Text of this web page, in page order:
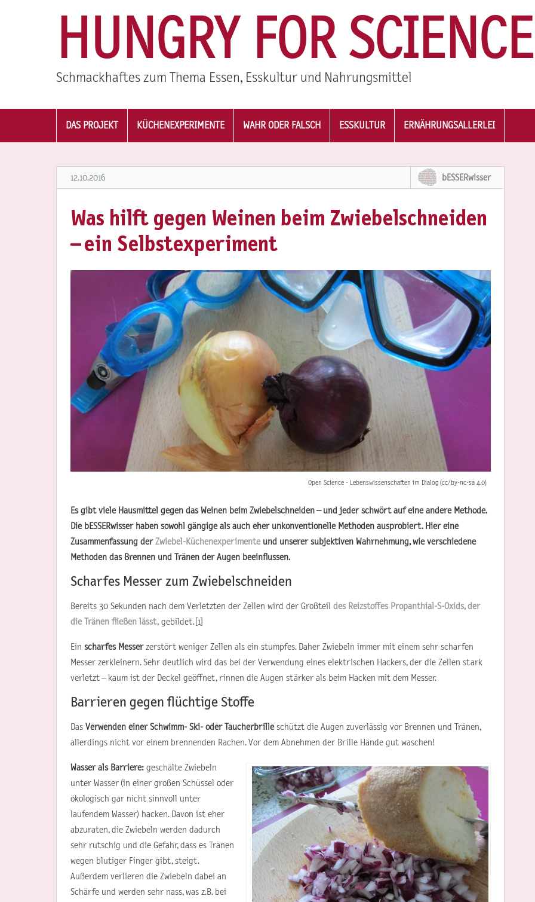
HUNGRY FOR SCIENCE
Schmackhaftes zum Thema Essen, Esskultur und Nahrungsmittel
DAS PROJEKT KÜCHENEXPERIMENTE WAHR ODER FALSCH ESSKULTUR ERNÄHRUNGSALLERLEI
12.10.2016 bESSERwisser
Was hilft gegen Weinen beim Zwiebelschneiden
– ein Selbstexperiment
Open Science - Lebenswissenschaften im Dialog (cc/by-nc-sa 4.0)
Es gibt viele Hausmittel gegen das Weinen beim Zwiebelschneiden – und jeder schwört auf eine andere Methode.
Die bESSERwisser haben sowohl gängige als auch eher unkonventionelle Methoden ausprobiert. Hier eine
Zusammenfassung der Zwiebel-Küchenexperimenteund unserer subjektiven Wahrnehmung, wie verschiedene
Methoden das Brennen und Tränen der Augen beeinflussen.
Scharfes Messer zum Zwiebelschneiden
Bereits 30 Sekunden nach dem Verletzten der Zellen wird der Großteil des Reizstoffes Propanthial-S-Oxids, der
die Tränen fließen lässt,gebildet.[1]
Ein scharfes Messerzerstört weniger Zellen als ein stumpfes. Daher Zwiebeln immer mit einem sehr scharfen
Messer zerkleinern. Sehr deutlich wird das bei der Verwendung eines elektrischen Hackers, der die Zellen stark
verletzt – kaum ist der Deckel geöffnet, rinnen die Augen stärker als beim Hacken mit dem Messer.
Barrieren gegen flüchtige Stoffe
Das Verwenden einer Schwimm- Ski- oder Taucherbrilleschützt die Augen zuverlässig vor Brennen und Tränen,
allerdings nicht vor einem brennenden Rachen. Vor dem Abnehmen der Brille Hände gut waschen!
Wasser als Barriere:geschälte Zwiebeln
unter Wasser (in einer großen Schüssel oder
ökologisch gar nicht sinnvoll unter
laufendem Wasser) hacken. Davon ist eher
abzuraten, die Zwiebeln werden dadurch
sehr rutschig und die Gefahr, dass es Tränen
wegen blutiger Finger gibt, steigt.
Außerdem verlieren die Zwiebeln dabei an
Schärfe und werden sehr nass, was z.B. bei